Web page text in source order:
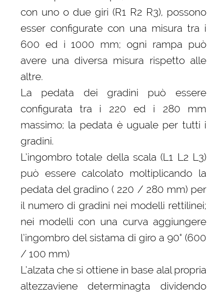
con uno o due giri (R1 R2 R3), possono
esser configurate con una misura tra i
600 ed i 1000 mm; ogni rampa può
avere una diversa misura rispetto alle
altre.
La pedata dei gradini può essere
configurata tra i 220 ed i 280 mm
massimo; la pedata è uguale per tutti i
gradini.
L’ingombro totale della scala (L1 L2 L3)
può essere calcolato moltiplicando la
pedata del gradino ( 220 / 280 mm) per
il numero di gradini nei modelli rettilinei;
nei modelli con una curva aggiungere
l’ingombro del sistama di giro a 90° (600
/ 100 mm)
L’alzata che si ottiene in base alal propria
altezzaviene determinagta dividendo